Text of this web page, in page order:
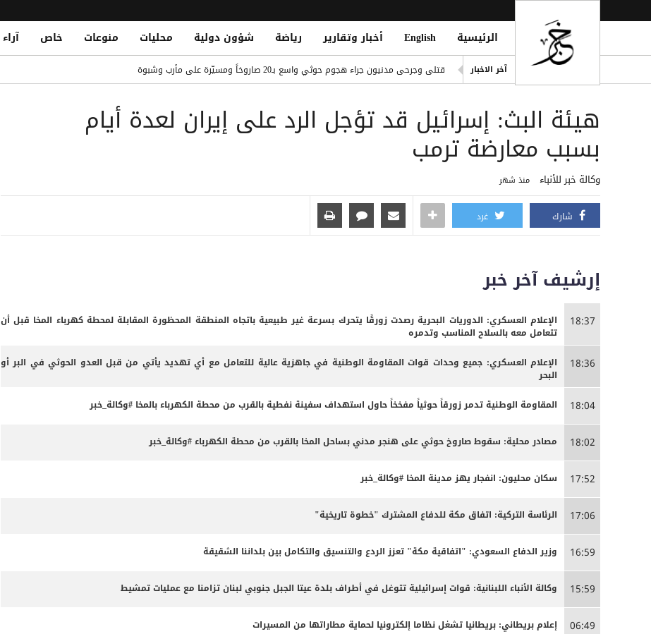
الرئيسية English أخبار وتقارير رياضة شؤون دولية محليات منوعات خاص آراء
آخر الاخبار
قتلى وجرحى مدنيون جراء هجوم حوثي واسع بـ20 صاروخاً ومسيّرة على مأرب وشبوة
طرابزون سبور يدعم مشجع جالاتا سراي بقميص صلاح: "لسنا أعداء"
الحوثيون يفجرون حصن المعلا التاريخي في البيضاء
مأرب.. إصابة نازحين في قصف حوثي استهدف مخيمات جو النسيم والميل
هيئة البث: إسرائيل قد تؤجل الرد على إيران لعدة أيام
بسبب معارضة ترمب
وكالة خبر للأنباء منذ شهر
شارك غرد
إرشيف آخر خبر
18:37
الإعلام العسكري: الدوريات البحرية رصدت زورقًا يتحرك بسرعة غير طبيعية باتجاه المنطقة المحظورة المقابلة لمحطة كهرباء المخا قبل أن
تتعامل معه بالسلاح المناسب وتدمره
18:36
الإعلام العسكري: جميع وحدات قوات المقاومة الوطنية في جاهزية عالية للتعامل مع أي تهديد يأتي من قبل العدو الحوثي في البر أو
البحر
18:04 المقاومة الوطنية تدمر زورقاً حوثياً مفخخاً حاول استهداف سفينة نفطية بالقرب من محطة الكهرباء بالمخا #وكالة_خبر
18:02 مصادر محلية: سقوط صاروخ حوثي على هنجر مدني بساحل المخا بالقرب من محطة الكهرباء #وكالة_خبر
17:52 سكان محليون: انفجار يهز مدينة المخا #وكالة_خبر
17:06 الرئاسة التركية: اتفاق مكة للدفاع المشترك "خطوة تاريخية"
16:59 وزير الدفاع السعودي: "اتفاقية مكة" تعزز الردع والتنسيق والتكامل بين بلداننا الشقيقة
15:59 وكالة الأنباء اللبنانية: قوات إسرائيلية تتوغل في أطراف بلدة عيتا الجبل جنوبي لبنان تزامنا مع عمليات تمشيط
06:49 إعلام بريطاني: بريطانيا تشغل نظاما إلكترونيا لحماية مطاراتها من المسيرات